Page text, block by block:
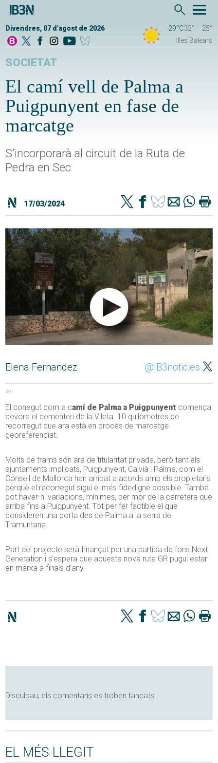
Divendres, 07 d'agost de 2026 29°C32°
25°
Illes Balears
SOCIETAT
El camí vell de Palma a
Puigpunyent en fase de
marcatge
S'incorporarà al circuit de la Ruta de
Pedra en Sec
17/03/2024
Elena Fernandez @IB3noticies
491
El conegut com a camí de Palma a Puigpunyent comença
devora el cementeri de la Vileta. 10 quilòmetres de
recorregut que ara està en procés de marcatge
georeferenciat.
Molts de trams són ara de titularitat privada, però tant els
ajuntaments implicats, Puigpunyent, Calvià i Palma, com el
Consell de Mallorca han arribat a acords amb els propietaris
perquè el recorregut sigui el més fidedigne possible. També
pot haver-hi variacions, mínimes, per mor de la carretera que
arriba fins a Puigpunyent. Tot per fer factible el que
consideren una porta des de Palma a la serra de
Tramuntana.
Part del projecte serà finançat per una partida de fons Next
Generation i s’espera que aquesta nova ruta GR pugui estar
en marxa a finals d’any.
Disculpau, els comentaris es troben tancats
EL MÉS LLEGIT